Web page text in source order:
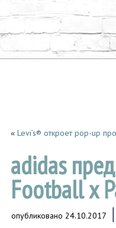
« Levi’s® откроет pop-up
adidas
Football x
опубликовано 24.10.2017